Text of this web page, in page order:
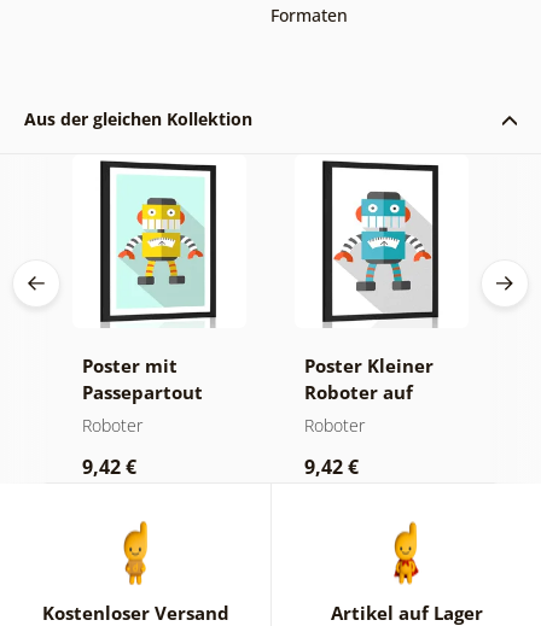
Formaten
Aus der gleichen Kollektion
Poster mit
Passepartout
Gelber Roboter
Hintergrund
Roboter
9,42 €
Poster Kleiner
Roboter auf
weißem
Roboter
9,42 €
Kostenloser Versand Artikel auf Lager